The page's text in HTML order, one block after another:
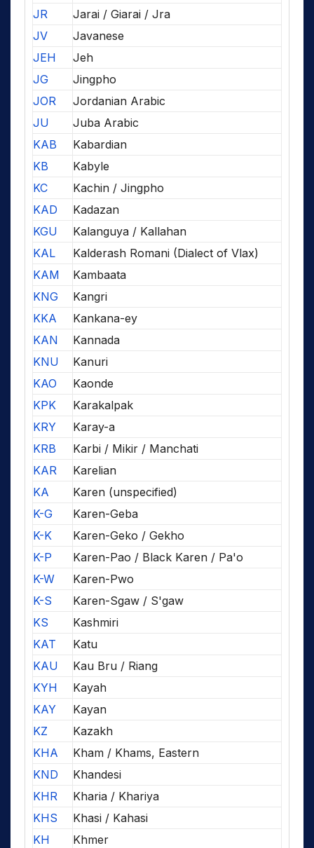
JR
Jarai / Giarai / Jra
JV
Javanese
JEH
Jeh
JG
Jingpho
JOR
Jordanian Arabic
JU
Juba Arabic
KAB
Kabardian
KB
Kabyle
KC
Kachin / Jingpho
KAD
Kadazan
KGU
Kalanguya / Kallahan
KAL
Kalderash Romani (Dialect of Vlax)
KAM
Kambaata
KNG
Kangri
KKA
Kankana-ey
KAN
Kannada
KNU
Kanuri
KAO
Kaonde
KPK
Karakalpak
KRY
Karay-a
KRB
Karbi / Mikir / Manchati
KAR
Karelian
KA
Karen (unspecified)
K-G
Karen-Geba
K-K
Karen-Geko / Gekho
K-P
Karen-Pao / Black Karen / Pa'o
K-W
Karen-Pwo
K-S
Karen-Sgaw / S'gaw
KS
Kashmiri
KAT
Katu
KAU
Kau Bru / Riang
KYH
Kayah
KAY
Kayan
KZ
Kazakh
KHA
Kham / Khams, Eastern
KND
Khandesi
KHR
Kharia / Khariya
KHS
Khasi / Kahasi
KH
Khmer